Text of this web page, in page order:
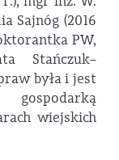
Sajnóg (2016
PW,
Stańczuk–
była i jest
wiejskich